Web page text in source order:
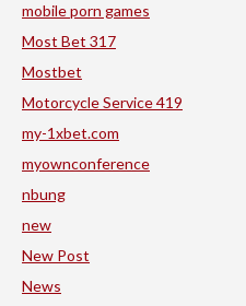
mobile porn games
Most Bet 317
Mostbet
Motorcycle Service 419
my-1xbet.com
myownconference
nbung
new
New Post
News